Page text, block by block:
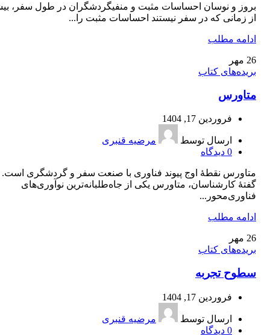
بروز و نوسان احساسات مثبت و منفیگردشگران در طول سفر،
از زمانی ‌كه در سفر نيستند احساسات مثبت را...
ادامه مطلب
26 مهر
بریده‌های کتاب
متاورس
فروردین 17, 1404
ارسال توسط
مرضیه قنبری
0 دیدگاه
متاورس نقطۀ اوج پيوند فناوری با صنعت سفر و گردشگری است.
گفتۀ كارشناسان، متاورس يكی از جاه‌طلبانه‌ترين نوآوری‌های
فناوری‌محور...
ادامه مطلب
26 مهر
بریده‌های کتاب
سطوح تجربه
فروردین 17, 1404
ارسال توسط
مرضیه قنبری
0 دیدگاه